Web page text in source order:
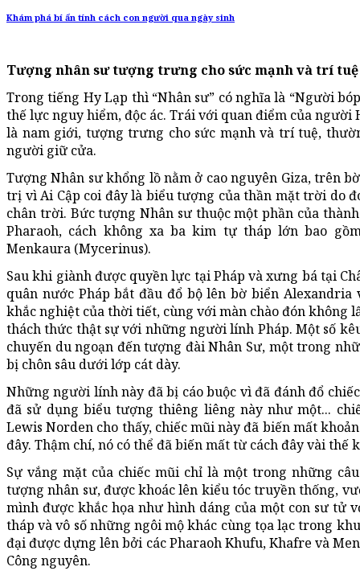
Khám phá bí ẩn tính cách con người qua ngày sinh
Tượng nhân sư tượng trưng cho sức mạnh và trí tuệ
Trong tiếng Hy Lạp thì “Nhân sư” có nghĩa là “Người
thế lực nguy hiểm, độc ác. Trái với quan điểm của
là nam giới, tượng trưng cho sức mạnh và trí tuệ,
người giữ cửa.
Tượng Nhân sư khổng lồ nằm ở cao nguyên Giza, trên
trị vì Ai Cập coi đây là biểu tượng của thần mặt trời do
chân trời. Bức tượng Nhân sư thuộc một phần của
Pharaoh, cách không xa ba kim tự tháp lớn bao
Menkaura (Mycerinus).
Sau khi giành được quyền lực tại Pháp và xưng bá tại
quân nước Pháp bắt đầu đổ bộ lên bờ biển
khắc nghiệt của thời tiết, cùng với màn chào đón
thách thức thật sự với những người lính Pháp. Một số
chuyến du ngoạn đến tượng đài Nhân Sư, một trong
bị chôn sâu dưới lớp cát dày.
Những người lính này đã bị cáo buộc vì đã đánh đổ
đã sử dụng biểu tượng thiêng liêng này như một...
Lewis Norden cho thấy, chiếc mũi này đã biến mất
đây. Thậm chí, nó có thể đã biến mất từ cách đây vài thế
Sự vắng mặt của chiếc mũi chỉ là một trong những
tượng nhân sư, được khoác lên kiểu tóc truyền thống,
mình được khắc họa như hình dáng của một con sư tử
tháp và vô số những ngôi mộ khác cùng tọa lạc trong
đại được dựng lên bởi các Pharaoh Khufu, Khafre và
Công nguyên.